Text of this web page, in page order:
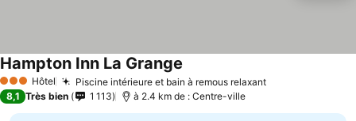
3 ÉtoilesHôtel Piscine intérieure et bain à remous relaxantConsulter les
Hampton Inn La Grange
8,1 Très bien 1 113 à 2.4 km de : Centre-ville